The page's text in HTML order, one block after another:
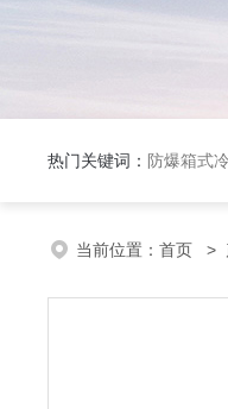
热门关键词： 防爆箱式
当前位置： 首页 >